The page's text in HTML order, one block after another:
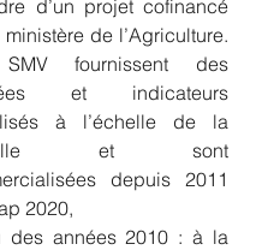
d’un projet cofinancé
de l’Agriculture.
fournissent des
et indicateurs
à l’échelle de la
et sont
depuis 2011
2020,
des années 2010 : à la